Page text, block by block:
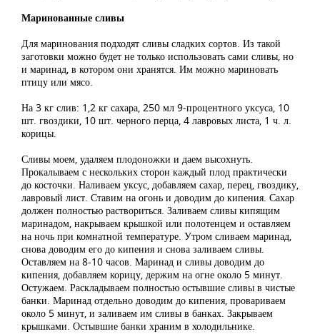
Маринованные сливы
Для маринования подходят сливы сладких сортов. Из такой
заготовки можно будет не только использовать сами сливы, но
и маринад, в котором они хранятся. Им можно мариновать
птицу или мясо.
На 3 кг слив: 1,2 кг сахара, 250 мл 9-процентного уксуса, 10
шт. гвоздики, 10 шт. черного перца, 4 лавровых листа, 1 ч. л.
корицы.
Сливы моем, удаляем плодоножки и даем высохнуть.
Прокалываем с нескольких сторон каждый плод практически
до косточки. Наливаем уксус, добавляем сахар, перец, гвоздику,
лавровый лист. Ставим на огонь и доводим до кипения. Сахар
должен полностью раствориться. Заливаем сливы кипящим
маринадом, накрываем крышкой или полотенцем и оставляем
на ночь при комнатной температуре. Утром сливаем маринад,
снова доводим его до кипения и снова заливаем сливы.
Оставляем на 8-10 часов. Маринад и сливы доводим до
кипения, добавляем корицу, держим на огне около 5 минут.
Остужаем. Раскладываем полностью остывшие сливы в чистые
банки. Маринад отдельно доводим до кипения, провариваем
около 5 минут, и заливаем им сливы в банках. Закрываем
крышками. Остывшие банки храним в холодильнике.